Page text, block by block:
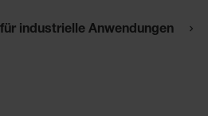
für industrielle Anwendungen